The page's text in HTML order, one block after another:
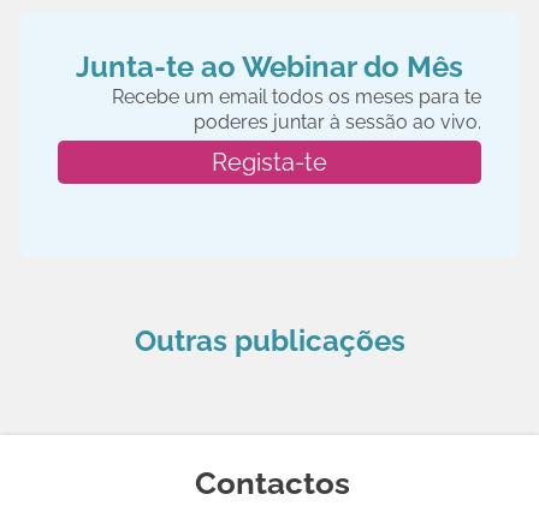
Junta-te ao Webinar do Mês
Recebe um email todos os meses para te
poderes juntar à sessão ao vivo.
Regista-te
Outras publicações
Contactos